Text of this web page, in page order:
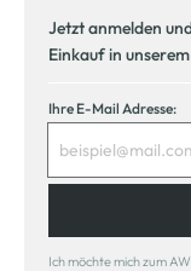
Jetzt anmelden
Einkauf in
Ihre E-Mail Adresse:
Ich möchte mich zum